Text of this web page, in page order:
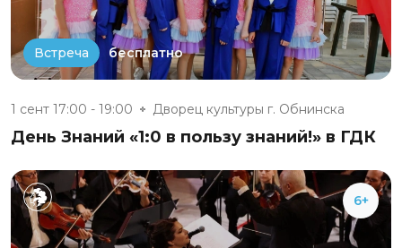
Встреча бесплатно
1 сент 17:00 - 19:00 Дворец культуры г. Обнинска
День Знаний «1:0 в пользу знаний!» в ГДК
6+